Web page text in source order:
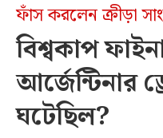
ফাঁস করলেন ক্রীড়া
বিশ্বকাপ
আর্জেন্টিনার
ঘটেছিল?